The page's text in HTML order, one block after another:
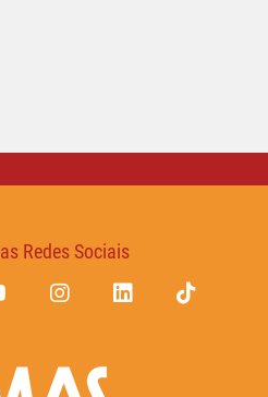
Redes Sociais